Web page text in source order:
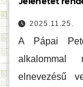
2025.11.25.
A Pápai
alkalommal
elnevezésű